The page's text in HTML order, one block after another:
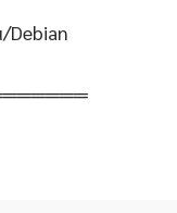
Debian